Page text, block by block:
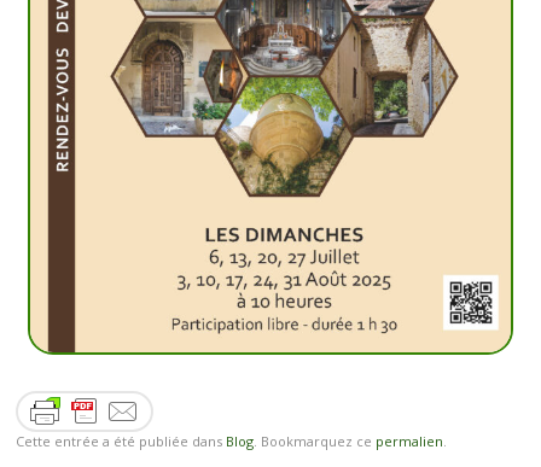
Cette entrée a été publiée dans Blog. Bookmarquez ce permalien.